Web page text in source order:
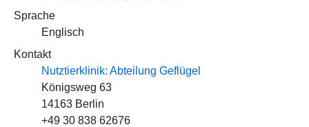
Sprache
Englisch
Kontakt
Nutztierklinik: Abteilung Geflügel
Königsweg 63
14163 Berlin
+49 30 838 62676